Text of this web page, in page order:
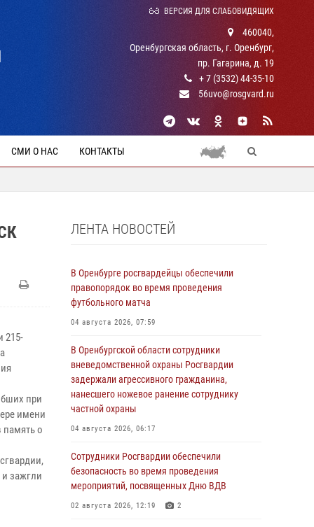
ВЕРСИЯ ДЛЯ СЛАБОВИДЯЩИХ
460040,
Оренбургская область, г. Оренбург,
пр. Гагарина, д. 19
+ 7 (3532) 44-35-10
56uvo@rosgvard.ru
СМИ О НАС КОНТАКТЫ
215-
при
имени
о
зажгли
ЛЕНТА НОВОСТЕЙ
В Оренбурге росгвардейцы обеспечили
правопорядок во время проведения
футбольного матча
04 августа 2026, 07:59
В Оренбургской области сотрудники
вневедомственной охраны Росгвардии
задержали агрессивного гражданина,
нанесшего ножевое ранение сотруднику
частной охраны
04 августа 2026, 06:17
Сотрудники Росгвардии обеспечили
безопасность во время проведения
мероприятий, посвященных Дню ВДВ
02 августа 2026, 12:19 2